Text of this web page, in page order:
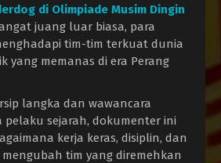
di Olimpiade Musim Dingin
juang luar biasa, para
tim-tim terkuat dunia
yang memanas di era Perang
langka dan wawancara
pelaku sejarah, dokumenter ini
kerja keras, disiplin, dan
tim yang diremehkan